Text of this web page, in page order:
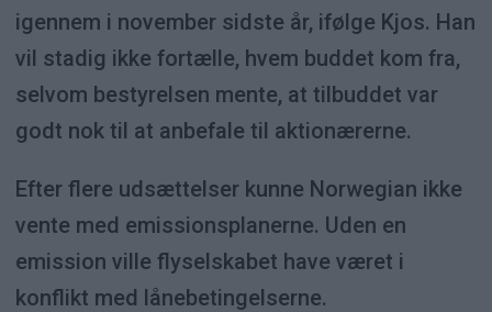
igennem i november sidste år, ifølge Kjos. Han
vil stadig ikke fortælle, hvem buddet kom fra,
selvom bestyrelsen mente, at tilbuddet var
godt nok til at anbefale til aktionærerne.
Efter flere udsættelser kunne Norwegian ikke
vente med emissionsplanerne. Uden en
emission ville flyselskabet have været i
konflikt med lånebetingelserne.